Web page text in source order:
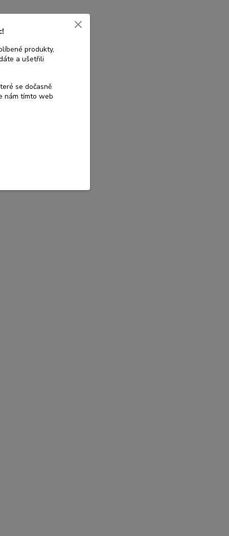
produkty,
a ušetřili
se dočasně
nám tímto web